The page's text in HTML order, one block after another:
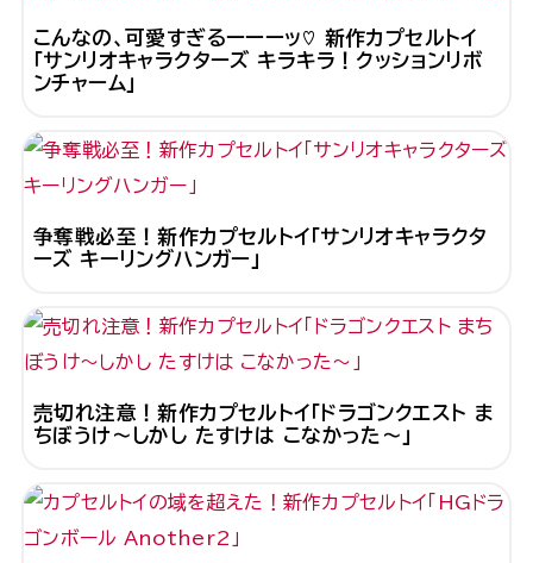
こんなの、可愛すぎるーーーッ♡ 新作カプセルトイ
「サンリオキャラクターズ キラキラ！クッションリボ
ンチャーム」
争奪戦必至！新作カプセルトイ「サンリオキャラクタ
ーズ キーリングハンガー」
売切れ注意！新作カプセルトイ「ドラゴンクエスト ま
ちぼうけ～しかし たすけは こなかった～」